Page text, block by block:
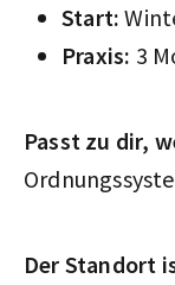
Start:
Praxis: 3
Passt zu dir,
Der Standort